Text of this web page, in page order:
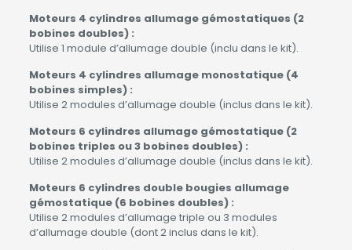
Moteurs 4 cylindres allumage gémostatiques (2
bobines doubles) :
Utilise 1 module d’allumage double (inclu dans le kit).
Moteurs 4 cylindres allumage monostatique (4
bobines simples) :
Utilise 2 modules d’allumage double (inclus dans le kit).
Moteurs 6 cylindres allumage gémostatique (2
bobines triples ou 3 bobines doubles) :
Utilise 2 modules d’allumage double (inclus dans le kit).
Moteurs 6 cylindres double bougies allumage
gémostatique (6 bobines doubles) :
Utilise 2 modules d’allumage triple ou 3 modules
d’allumage double (dont 2 inclus dans le kit).